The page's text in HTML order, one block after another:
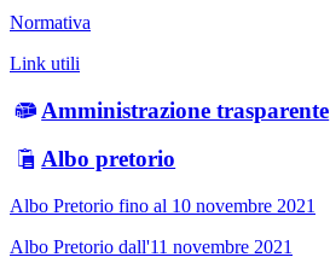
Normativa
Link utili
Amministrazione trasparente
Albo pretorio
Albo Pretorio fino al 10 novembre 2021
Albo Pretorio dall'11 novembre 2021